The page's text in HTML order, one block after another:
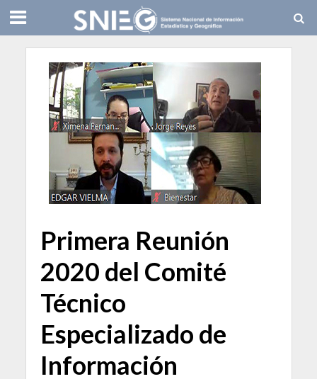
Primera Reunión
2020 del Comité
Técnico
Especializado de
Información